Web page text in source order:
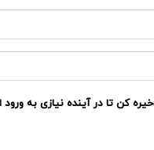
کن تا در آینده نیازی به